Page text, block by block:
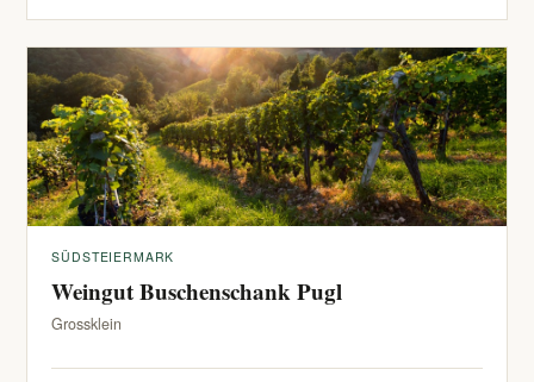
SÜDSTEIERMARK
Weingut Buschenschank Pugl
Grossklein